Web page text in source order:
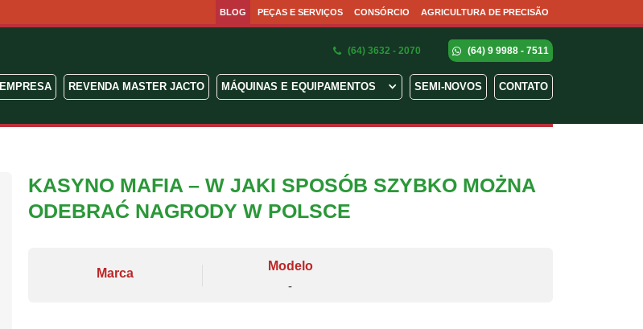
BLOG PEÇAS E SERVIÇOS CONSÓRCIO AGRICULTURA DE PRECISÃO
(64) 3632 - 2070 (64) 9 9988 - 7511
EMPRESA REVENDA MASTER JACTO MÁQUINAS E EQUIPAMENTOS SEMI-NOVOS CONTATO
KASYNO MAFIA – W JAKI SPOSÓB SZYBKO MOŻNA
ODEBRAĆ NAGRODY W POLSCE
Marca
Modelo
-